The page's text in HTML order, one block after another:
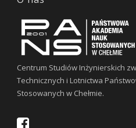
Centrum Studiów Inżynierskich
Technicznych i Lotnictwa
Stosowanych w Chełmie.